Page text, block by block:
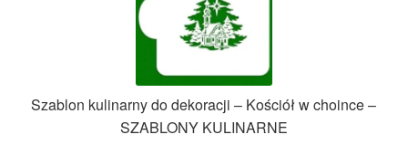
Szablon kulinarny do dekoracji – Kościół w choince –
SZABLONY KULINARNE